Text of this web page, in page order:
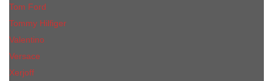
Tom Ford
Tommy Hilfiger
Valentino
Versace
Xerjoff